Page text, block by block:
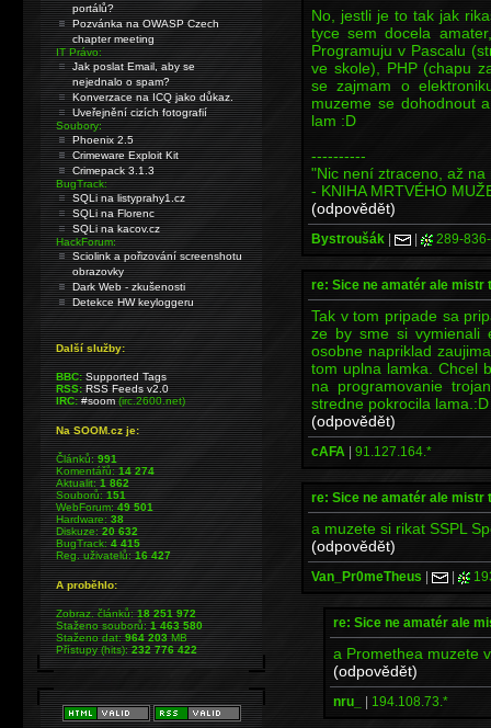
No, jestli je to tak jak
tyce sem docela
Programuju v Pascalu
ve skole), PHP (chapu
se zajmam o
muzeme se dohodnout
lam :D
----------
"Nic není ztraceno, až na
- KNIHA MRTVÉHO
(odpovědět)
Bystroušák | | 289-
re: Sice ne amatér ale mistr
Tak v tom pripade sa
ze by sme si vymienali
osobne napriklad
tom uplna lamka. Chcel
na programovanie
stredne pokrocila lama.:D
(odpovědět)
cAFA | 91.127.164.*
re: Sice ne amatér ale mistr
a muzete si rikat SSPL
(odpovědět)
Van_Pr0meTheus | |
re: Sice ne amatér ale
a Promethea muzete
(odpovědět)
nru_ | 194.108.73.*
portálů?
Pozvánka na OWASP Czech
chapter meeting
IT Právo:
Jak poslat Email, aby se
nejednalo o spam?
Konverzace na ICQ jako důkaz.
Uveřejnění cizích fotografií
Soubory:
Phoenix 2.5
Crimeware Exploit Kit
Crimepack 3.1.3
BugTrack:
SQLi na listyprahy1.cz
SQLi na Florenc
SQLi na kacov.cz
HackForum:
Sciolink a pořizování screenshotu
obrazovky
Dark Web - zkušenosti
Detekce HW keyloggeru
Další služby:
BBC: Supported Tags
RSS: RSS Feeds v2.0
IRC: #soom(irc.2600.net)
Na SOOM.cz je:
Článků:991
Komentářů:14 274
Aktualit:1 862
Souborů:151
WebForum:49 501
Hardware:38
Diskuze:20 632
BugTrack:4 415
Reg. uživatelů:16 427
A proběhlo:
Zobraz. článků:18 251 972
Staženo souborů:1 463 580
Staženo dat:964 203MB
Přístupy (hits):232 776 422